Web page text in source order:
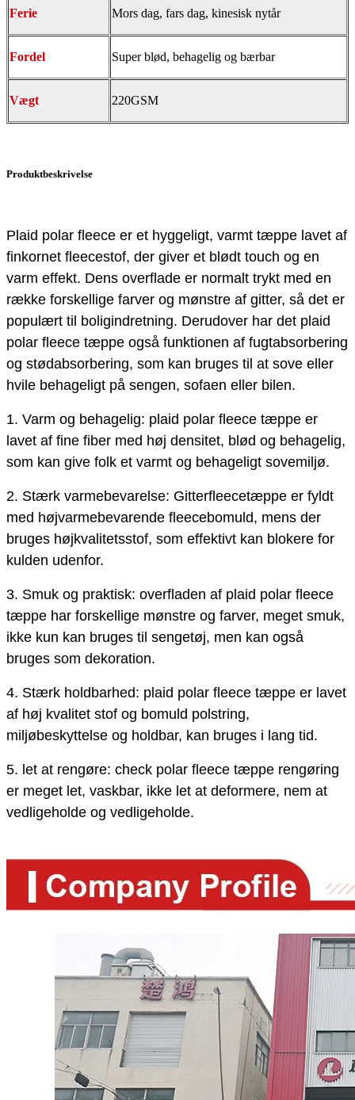
Ferie Mors dag, fars dag, kinesisk nytår
Fordel Super blød, behagelig og bærbar
Vægt 220GSM
Produktbeskrivelse
Plaid polar fleece er et hyggeligt, varmt tæppe lavet af
finkornet fleecestof, der giver et blødt touch og en
varm effekt. Dens overflade er normalt trykt med en
række forskellige farver og mønstre af gitter, så det er
populært til boligindretning. Derudover har det plaid
polar fleece tæppe også funktionen af ​​fugtabsorbering
og stødabsorbering, som kan bruges til at sove eller
hvile behageligt på sengen, sofaen eller bilen.
1. Varm og behagelig: plaid polar fleece tæppe er
lavet af fine fiber med høj densitet, blød og behagelig,
som kan give folk et varmt og behageligt sovemiljø.
2. Stærk varmebevarelse: Gitterfleecetæppe er fyldt
med højvarmebevarende fleecebomuld, mens der
bruges højkvalitetsstof, som effektivt kan blokere for
kulden udenfor.
3. Smuk og praktisk: overfladen af ​​plaid polar fleece
tæppe har forskellige mønstre og farver, meget smuk,
ikke kun kan bruges til sengetøj, men kan også
bruges som dekoration.
4. Stærk holdbarhed: plaid polar fleece tæppe er lavet
af høj kvalitet stof og bomuld polstring,
miljøbeskyttelse og holdbar, kan bruges i lang tid.
5. let at rengøre: check polar fleece tæppe rengøring
er meget let, vaskbar, ikke let at deformere, nem at
vedligeholde og vedligeholde.